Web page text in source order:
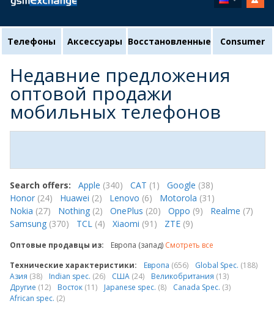
Телефоны Аксессуары Восстановленные Consumer
Недавние предложения
оптовой продажи
мобильных телефонов
Search offers: Apple (340) CAT (1) Google (38)
Honor (24) Huawei (2) Lenovo (6) Motorola (31)
Nokia (27) Nothing (2) OnePlus (20) Oppo (9) Realme (7)
Samsung (370) TCL (4) Xiaomi (91) ZTE (9)
Оптовые продавцы из: Европа (запад) Смотреть все
Технические характеристики:
Европа (656) Global Spec. (188)
Азия (38) Indian spec. (26) США (24) Великобритания (13)
Другие (12) Восток (11) Japanese spec. (8) Canada Spec. (3)
African spec. (2)